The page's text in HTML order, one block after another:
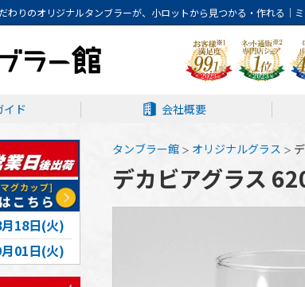
わりのオリジナルタンブラーが、小ロットから見つかる・作れる｜
イド 会社概要
18日(火)
01日(火)
タンブラー館 オリジナルグラス
デカビアグラス